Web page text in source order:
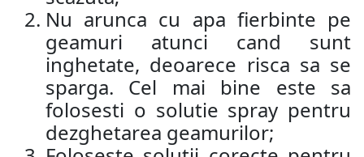
Nu arunca cu apa fierbinte pe
geamuri atunci cand sunt
inghetate, deoarece risca sa se
sparga. Cel mai bine este sa
folosesti o solutie spray pentru
dezghetarea geamurilor;